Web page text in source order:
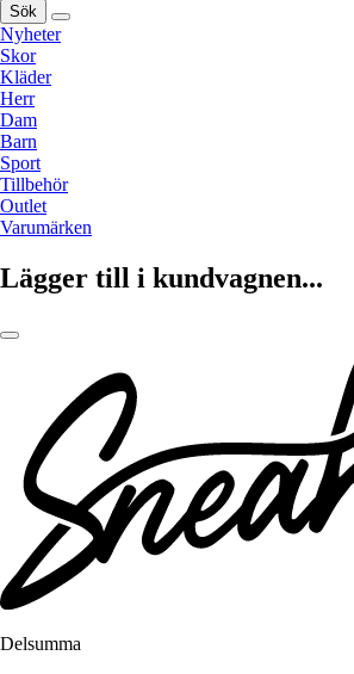
Sök
Nyheter
Skor
Kläder
Herr
Dam
Barn
Sport
Tillbehör
Outlet
Varumärken
Lägger till i kundvagnen...
Delsumma